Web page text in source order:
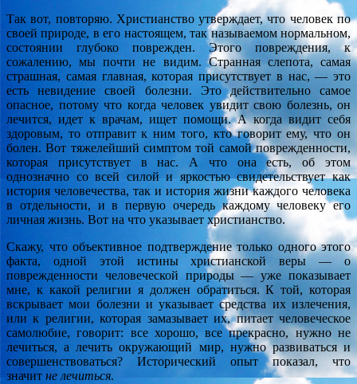
Так вот, повторяю. Христианство утверждает, что человек по
своей природе, в его настоящем, так называемом нормальном,
состоянии глубоко поврежден. Этого повреждения, к
сожалению, мы почти не видим. Странная слепота, самая
страшная, самая главная, которая присутствует в нас, — это
есть невидение своей болезни. Это действительно самое
опасное, потому что когда человек увидит свою болезнь, он
лечится, идет к врачам, ищет помощи. А когда видит себя
здоровым, то отправит к ним того, кто говорит ему, что он
болен. Вот тяжелейший симптом той самой поврежденности,
которая присутствует в нас. А что она есть, об этом
однозначно со всей силой и яркостью свидетельствует как
история человечества, так и история жизни каждого человека
в отдельности, и в первую очередь каждому человеку его
личная жизнь. Вот на что указывает христианство.
Скажу, что объективное подтверждение только одного этого
факта, одной этой истины христианской веры — о
поврежденности человеческой природы — уже показывает
мне, к какой религии я должен обратиться. К той, которая
вскрывает мои болезни и указывает средства их излечения,
или к религии, которая замазывает их, питает человеческое
самолюбие, говорит: все хорошо, все прекрасно, нужно не
лечиться, а лечить окружающий мир, нужно развиваться и
совершенствоваться? Исторический опыт показал, что
значит не лечиться.